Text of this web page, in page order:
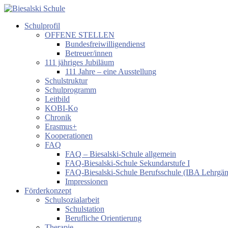
Zum
springen
Biesalski
Förderzentrum
körperliche
motorische
Entwicklung
Schulprofil
OFFENE STELLEN
Bundesfreiwilligendienst
Betreuer/innen
111 jähriges Jubiläum
111 Jahre – eine Ausstellung
Schulstruktur
Schulprogramm
Leitbild
KOBI-Ko
Chronik
Erasmus+
Kooperationen
FAQ
FAQ – Biesalski-Schule allgemein
FAQ-Biesalski-Schule Sekundarstufe I
FAQ-Biesalski-Schule Berufsschule (IBA
Impressionen
Förderkonzept
Schulsozialarbeit
Schulstation
Berufliche Orientierung